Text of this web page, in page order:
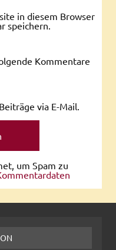
in diesem Browser
speichern.
Kommentare
via E-Mail.
um Spam zu